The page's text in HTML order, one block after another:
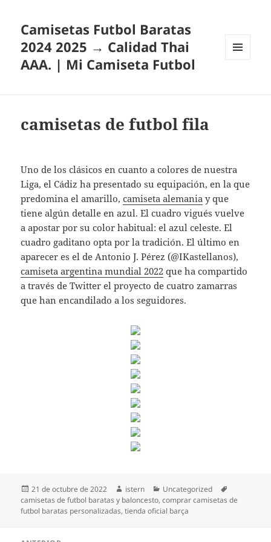
Camisetas Futbol Baratas
2024 2025 → Calidad Thai
AAA. | Mi Camiseta Futbol
camisetas de futbol fila
Uno de los clásicos en cuanto a colores de nuestra
Liga, el Cádiz ha presentado su equipación, en la que
predomina el amarillo,camiseta alemania y que
tiene algún detalle en azul. El cuadro vigués vuelve
a apostar por su color habitual: el azul celeste. El
cuadro gaditano opta por la tradición. El último en
aparecer es el de Antonio J. Pérez (@IKastellanos),
camiseta argentina mundial 2022 que ha compartido
a través de Twitter el proyecto de cuatro zamarras
que han encandilado a los seguidores.
Publicado
el
21 de octubre de 2022 Autor
istern Categorías
Uncategorized
camisetas de futbol baratas y baloncesto,comprar camisetas de
futbol baratas personalizadas,tienda oficial barça